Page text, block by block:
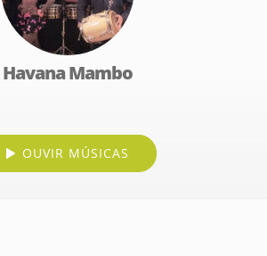
Havana Mambo
OUVIR MÚSICAS